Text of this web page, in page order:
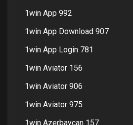
1win App 992
1win App Download 907
1win App Login 781
1win Aviator 156
1win Aviator 906
1win Aviator 975
1win Azerbaycan 157